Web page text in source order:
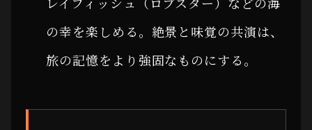
の幸を楽しめる。絶景と味覚の共演は、
旅の記憶をより強固なものにする。